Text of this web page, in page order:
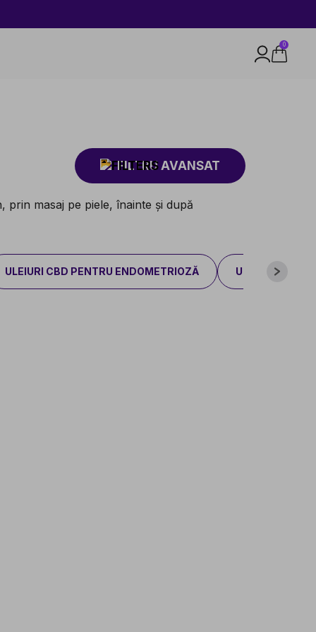
0
FILTRU AVANSAT
masaj pe piele, înainte și după
ULEIURI CBD PENTRU ENDOMETRIOZĂ ULEIURI CBD